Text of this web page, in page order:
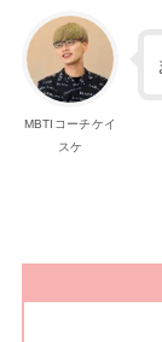
MBTIコーチケイ
スケ